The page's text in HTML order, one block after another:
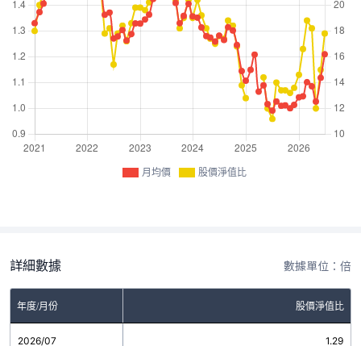
月均價 股價淨值比
詳細數據 數據單位：倍
年度/月份 股價淨值比
2026/07 1.29